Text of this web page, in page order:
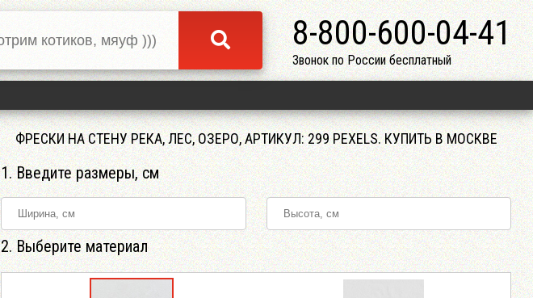
8-800-600-04-41
Звонок по России бесплатный
ФРЕСКИ НА СТЕНУ РЕКА, ЛЕС, ОЗЕРО, AРТИКУЛ: 299 PEXELS. КУПИТЬ В МОСКВЕ
1. Введите размеры, см
2. Выберите материал